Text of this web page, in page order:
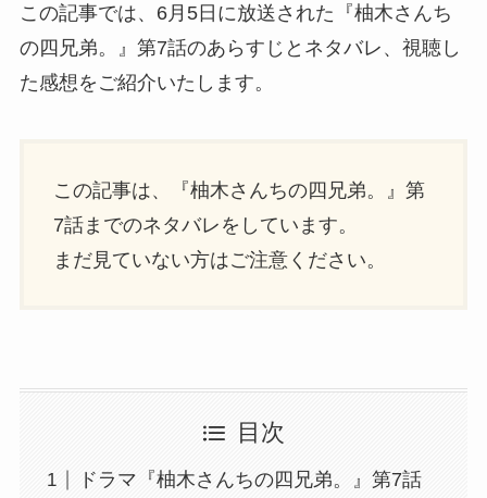
この記事では、6月5日に放送された『柚木さんち
の四兄弟。』第7話のあらすじとネタバレ、視聴し
た感想をご紹介いたします。
この記事は、『柚木さんちの四兄弟。』第
7話までのネタバレをしています。
まだ見ていない方はご注意ください。
目次
ドラマ『柚木さんちの四兄弟。』第7話